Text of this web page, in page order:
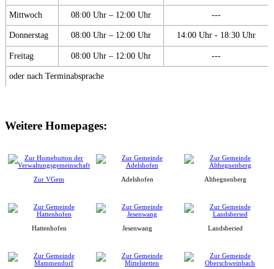
Mittwoch 08:00 Uhr – 12:00 Uhr ---
Donnerstag 08:00 Uhr – 12:00 Uhr 14:00 Uhr - 18:30 Uhr
Freitag 08:00 Uhr – 12:00 Uhr ---
oder nach Terminabsprache
Weitere Homepages:
Zur VGem Adelshofen Althegnenberg
Hattenhofen Jesenwang Landsberied